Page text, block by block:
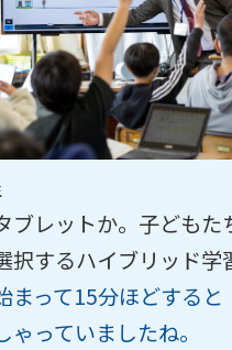
ブレットか。子どもた
択するハイブリッド学
って15分ほどすると
ゃっていましたね。